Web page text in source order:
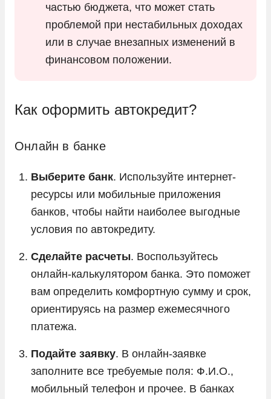
частью бюджета, что может стать
проблемой при нестабильных доходах
или в случае внезапных изменений в
финансовом положении.
Как оформить автокредит?
Онлайн в банке
Выберите банк. Используйте интернет-
ресурсы или мобильные приложения
банков, чтобы найти наиболее выгодные
условия по автокредиту.
Сделайте расчеты. Воспользуйтесь
онлайн-калькулятором банка. Это поможет
вам определить комфортную сумму и срок,
ориентируясь на размер ежемесячного
платежа.
Подайте заявку. В онлайн-заявке
заполните все требуемые поля: Ф.И.О.,
мобильный телефон и прочее. В банках